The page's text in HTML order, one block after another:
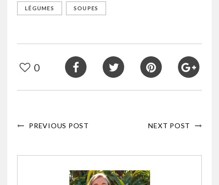
LÉGUMES SOUPES
0
PREVIOUS POST NEXT POST